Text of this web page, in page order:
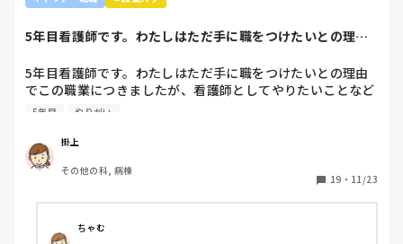
5年目看護師です。わたしはただ手に職をつけたいとの理由
5年目看護師です。わたしはただ手に職をつけたいとの理由
でこの職業につきましたが、看護師としてやりたいことなど
あまり考えたことがなく、ただ言われたことをやっているよ
続けてしまっています。
みなさんはどういったきっかけで看護師を目指したり、今の
科についていたりしますか？
笑
5年目 やりがい
掛上
その他の科, 病棟
19 ・ 11/23
ちゃむ